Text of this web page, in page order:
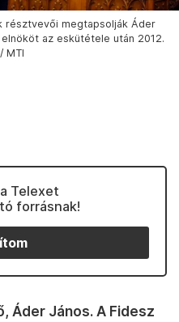
résztvevői megtapsolják Áder
az eskütétele után 2012.
MTI
Telexet
forrásnak!
Áder János. A Fidesz